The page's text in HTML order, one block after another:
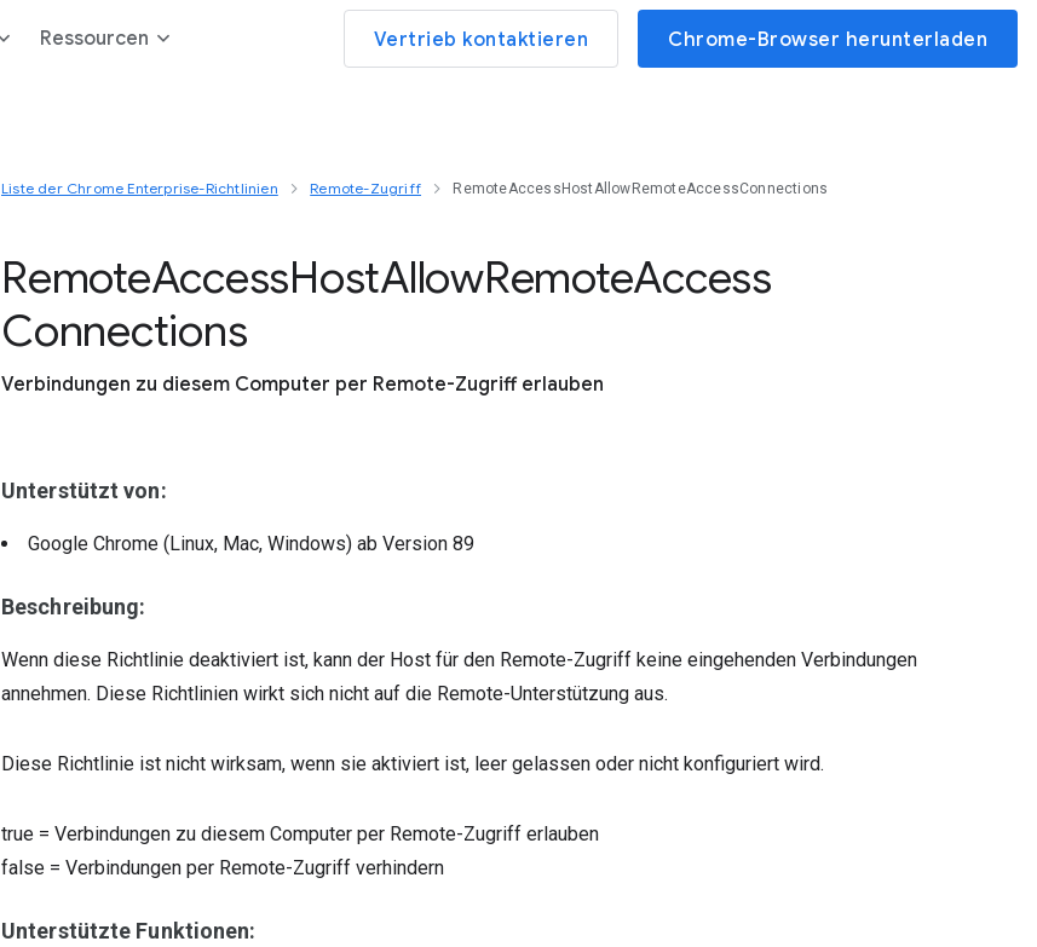
Ressourcen Vertrieb kontaktieren Chrome-Browser herunterladen
Liste der Chrome Enterprise-Richtlinien Remote-Zugriff RemoteAccessHostAllowRemoteAccessConnections
RemoteAccessHostAllowRemoteAccess
Connections
Verbindungen zu diesem Computer per Remote-Zugriff erlauben
Unterstützt von:
Google Chrome (Linux, Mac, Windows) ab Version 89
Beschreibung:
Wenn diese Richtlinie deaktiviert ist, kann der Host für den Remote-Zugriff keine eingehenden Verbindungen
annehmen. Diese Richtlinien wirkt sich nicht auf die Remote-Unterstützung aus.
Diese Richtlinie ist nicht wirksam, wenn sie aktiviert ist, leer gelassen oder nicht konfiguriert wird.
true = Verbindungen zu diesem Computer per Remote-Zugriff erlauben
false = Verbindungen per Remote-Zugriff verhindern
Unterstützte Funktionen: